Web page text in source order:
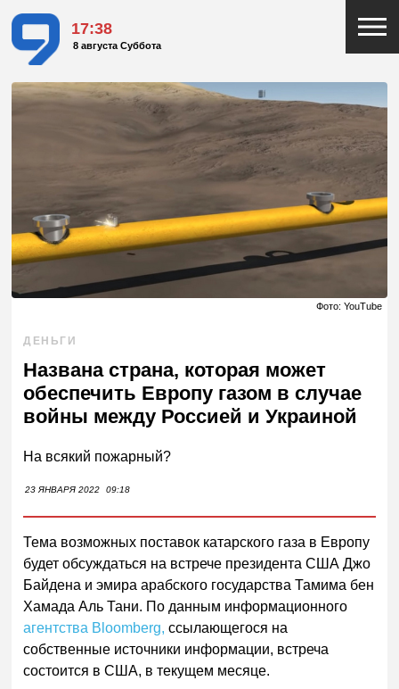
17:38
8 августа Суббота
Фото: YouTube
ДЕНЬГИ
Названа страна, которая может
обеспечить Европу газом в случае
войны между Россией и Украиной
На всякий пожарный?
23 ЯНВАРЯ 2022 09:18
Тема возможных поставок катарского газа в Европу
будет обсуждаться на встрече президента США Джо
Байдена и эмира арабского государства Тамима бен
Хамада Аль Тани. По данным информационного
агентства Bloomberg, ссылающегося на
собственные источники информации, встреча
состоится в США, в текущем месяце.